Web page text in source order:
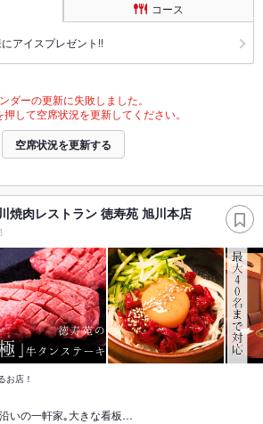
コース
アイスプレゼント!!
ダーの更新に失敗しました。
して空席状況を更新してください。
空席状況を更新する
焼肉レストラン 徳寿苑 旭川本店
お店！
いの一軒家｡大きな看板…